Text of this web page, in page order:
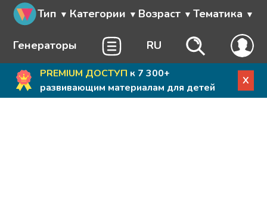
Тип Категории Возраст Тематика
Генераторы RU
PREMIUM ДОСТУП к 7 300+
развивающим материалам для детей
X